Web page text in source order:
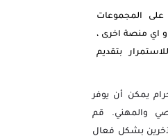
المجموعات
اي منصة اخرى ،
بتقديم
يمكن أن يوفر
والمهني. قم
بشكل فعال